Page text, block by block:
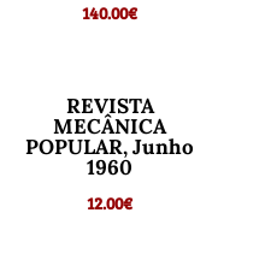
140.00€
REVISTA
MECÂNICA
POPULAR, Junho
1960
12.00€